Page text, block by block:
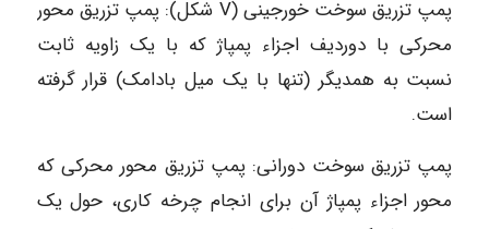
پمپ تزریق سوخت خورجينى (V شكل): پمپ تزریق محور
محرکی با دوردیف اجزاء پمپاژ که با یک زاویه ثابت
نسبت به همدیگر (تنها با یک میل بادامک) قرار گرفته
است.
پمپ تزریق سوخت دورانی: پمپ تزریق محور محرکی که
محور اجزاء پمپاژ آن برای انجام چرخه کاری، حول یک